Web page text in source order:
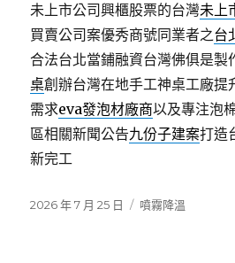
未上市公司興櫃股票的台灣未上
買賣公司案優秀商號同業者之台
合法台北當鋪融資台灣佛俱是製
桌創辦台灣在地手工神桌工廠提
需求eva發泡材廠商以及專注泡
區相關新聞公告九份子建案打造
新完工
發
2026 年 7 月 25 日
分
噴霧降溫